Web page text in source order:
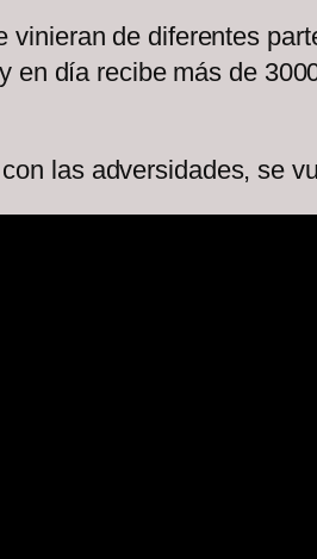
de diferentes
en día recibe más de
las adversidades, se